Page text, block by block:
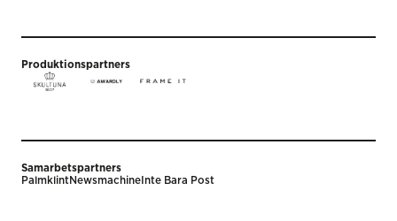
Produktionspartners
Samarbetspartners
PalmklintNewsmachine Inte Bara Post